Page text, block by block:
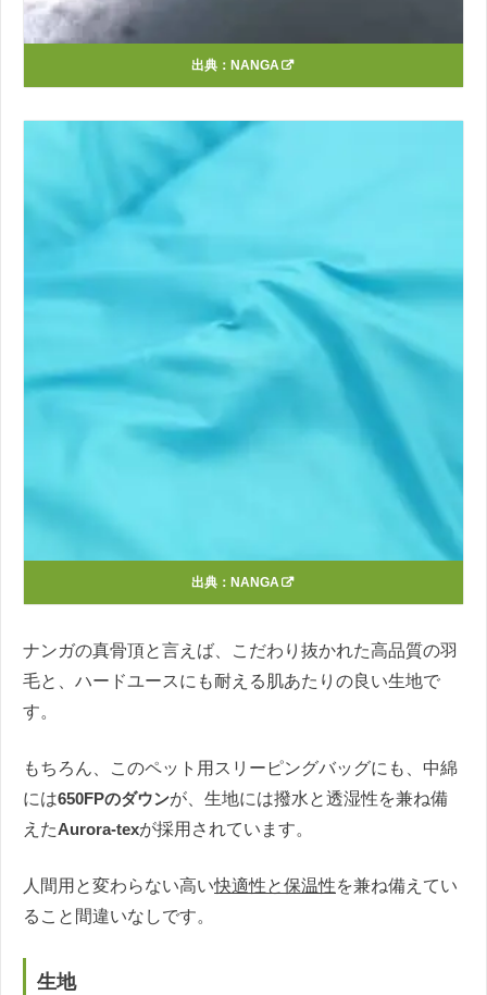
出典： NANGA
出典： NANGA
ナンガの真骨頂と言えば、こだわり抜かれた高品質の羽
毛と、ハードユースにも耐える肌あたりの良い生地で
す。
もちろん、このペット用スリーピングバッグにも、中綿
には650FPのダウンが、生地には撥水と透湿性を兼ね備
えたAurora-texが採用されています。
人間用と変わらない高い快適性と保温性を兼ね備えてい
ること間違いなしです。
生地